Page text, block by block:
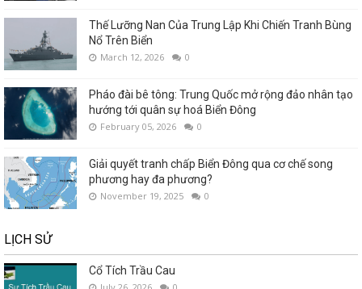
Thế Lưỡng Nan Của Trung Lập Khi Chiến Tranh Bùng
Nổ Trên Biển
March 12, 2026 0
Pháo đài bê tông: Trung Quốc mở rộng đảo nhân tạo
hướng tới quân sự hoá Biển Đông
February 05, 2026 0
Giải quyết tranh chấp Biển Đông qua cơ chế song
phương hay đa phương?
November 19, 2025 0
LỊCH SỬ
Cổ Tích Trầu Cau